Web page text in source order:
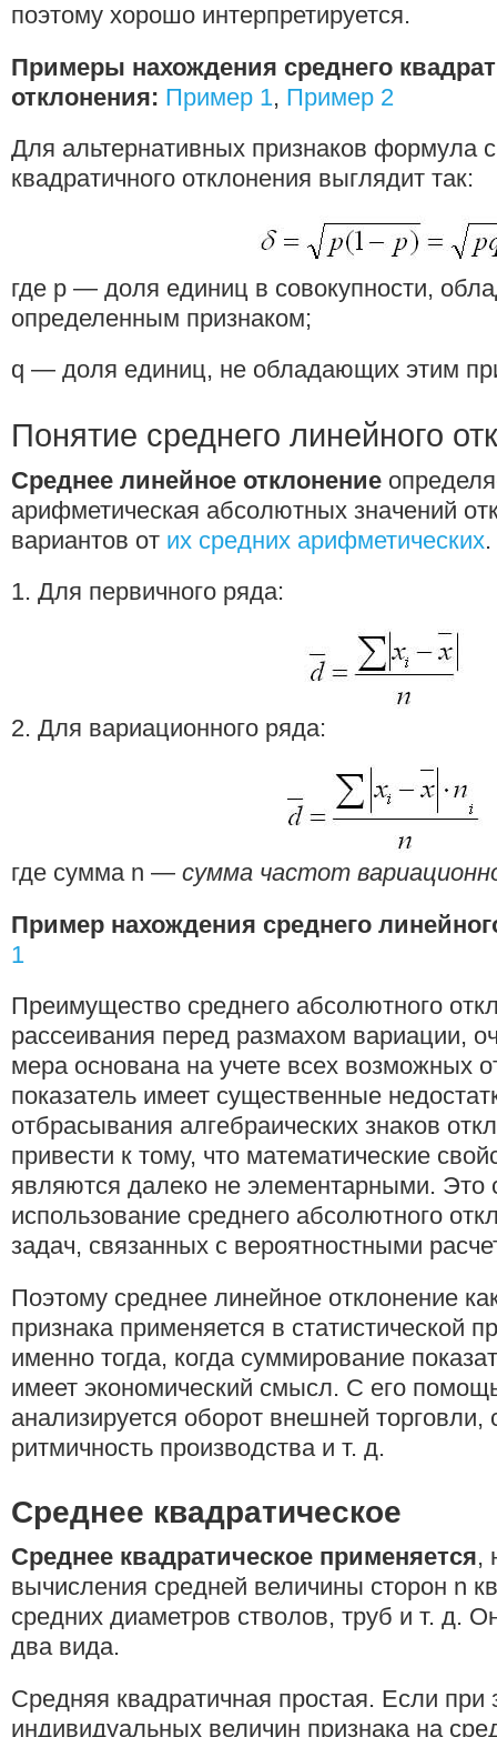
поэтому хорошо интерпретируется.
Примеры нахождения cреднего
отклонения: Пример 1, Пример 2
Для альтернативных признаков формула
квадратичного отклонения выглядит так:
где р — доля единиц в совокупности,
определенным признаком;
q — доля единиц, не обладающих этим
Понятие среднего линейного
Среднее линейное отклонение
арифметическая абсолютных значений
вариантов от их средних арифметических.
1. Для первичного ряда:
2. Для вариационного ряда:
где сумма n — сумма частот
Пример нахождения cреднего
1
Преимущество среднего абсолютного
рассеивания перед размахом вариации,
мера основана на учете всех возможных
показатель имеет существенные
отбрасывания алгебраических знаков
привести к тому, что математические
являются далеко не элементарными. Это
использование среднего абсолютного
задач, связанных с вероятностными
Поэтому среднее линейное отклонение
признака применяется в статистической
именно тогда, когда суммирование
имеет экономический смысл. С его
анализируется оборот внешней
ритмичность производства и т. д.
Среднее квадратическое
Среднее квадратическое применяется,
вычисления средней величины сторон n
средних диаметров стволов, труб и т. д.
два вида.
Средняя квадратичная простая. Если при
индивидуальных величин признака на